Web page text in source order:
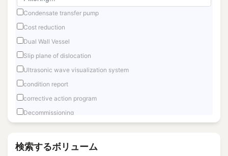
Condensate transfer pump
Cost reduction
Dual Wall Vessel
Slip plane of dislocation
Ultrasonic wave visualization system
condition report
corrective action program
Decommissioning
Fuel Debris Retrieval
検索するボリューム